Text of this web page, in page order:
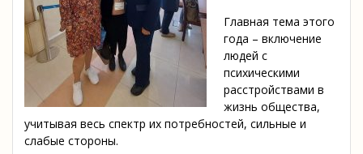
Главная тема этого
года – включение
людей с
психическими
расстройствами в
жизнь общества,
учитывая весь спектр их потребностей, сильные и
слабые стороны.